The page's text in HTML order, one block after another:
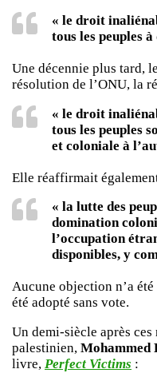
« le droit
tous les peuples
Une décennie plus tard,
résolution de l’ONU, la
« le droit
tous les peuples
et coloniale à
Elle réaffirmait
« la lutte des
domination
l’occupation
disponibles, y
Aucune objection n’a
été adopté sans vote.
Un demi-siècle après
palestinien, Mohammed
livre, Perfect Victims :